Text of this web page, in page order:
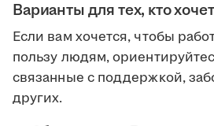
Варианты для тех, кто
Если вам хочется, чтобы
пользу людям,
связанные с поддержкой,
других.